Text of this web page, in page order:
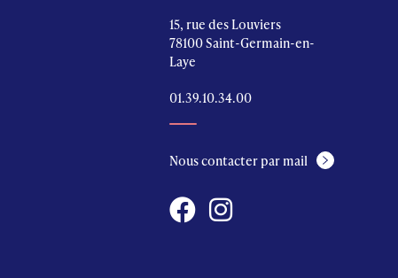
15, rue des Louviers
78100 Saint-Germain-en-
Laye
01.39.10.34.00
Nous contacter par mail